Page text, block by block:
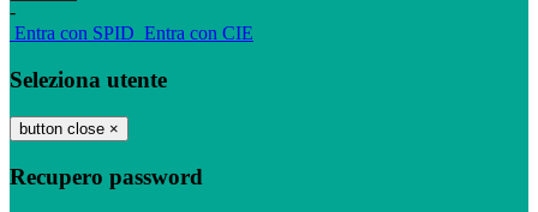
-
Entra con SPID Entra con CIE
Seleziona utente
button close ×
Recupero password